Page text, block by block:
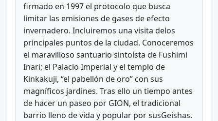
firmado en 1997 el protocolo que busca
limitar las emisiones de gases de efecto
invernadero. Incluiremos una visita delos
principales puntos de la ciudad. Conoceremos
el maravilloso santuario sintoísta de Fushimi
Inari; el Palacio Imperial y el templo de
Kinkakuji, “el pabellón de oro” con sus
magníficos jardines. Tras ello un tiempo antes
de hacer un paseo por GION, el tradicional
barrio lleno de vida y popular por susGeishas.